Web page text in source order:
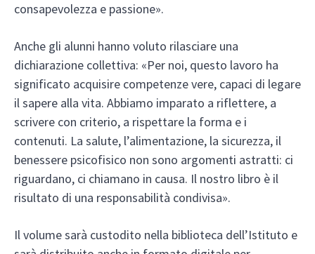
consapevolezza e passione».
Anche gli alunni hanno voluto rilasciare una
dichiarazione collettiva: «Per noi, questo lavoro ha
significato acquisire competenze vere, capaci di legare
il sapere alla vita. Abbiamo imparato a riflettere, a
scrivere con criterio, a rispettare la forma e i
contenuti. La salute, l’alimentazione, la sicurezza, il
benessere psicofisico non sono argomenti astratti: ci
riguardano, ci chiamano in causa. Il nostro libro è il
risultato di una responsabilità condivisa».
Il volume sarà custodito nella biblioteca dell’Istituto e